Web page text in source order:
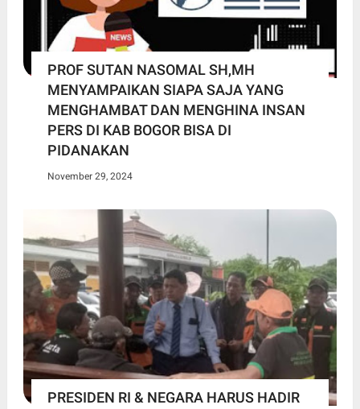
PROF SUTAN NASOMAL SH,MH
MENYAMPAIKAN SIAPA SAJA YANG
MENGHAMBAT DAN MENGHINA INSAN
PERS DI KAB BOGOR BISA DI
PIDANAKAN
November 29, 2024
PRESIDEN RI & NEGARA HARUS HADIR